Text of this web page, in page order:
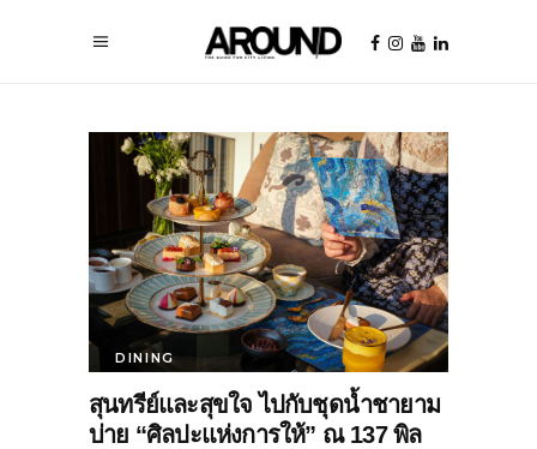
DINING
สุนทรีย์และสุขใจ ไปกับชุดน้ำชายาม
บ่าย “ศิลปะแห่งการให้” ณ 137 พิล